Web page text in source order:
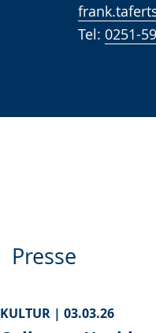
Tel: 0251-
Presse
KULTUR | 03.03.26